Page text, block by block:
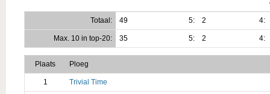
Totaal:
49 5: 2 4:
Max. 10 in top-20: 35 5: 2 4:
Plaats Ploeg
1 Trivial Time